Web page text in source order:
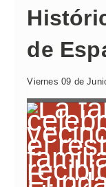
de
Viernes 09 de